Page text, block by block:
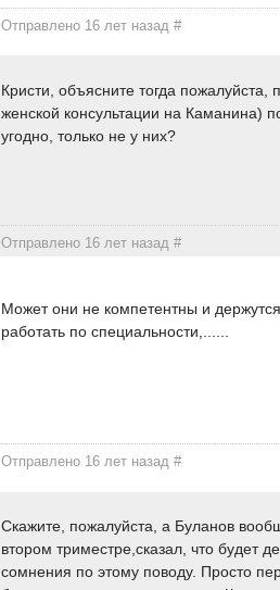
Отправлено 16 лет назад#
Кристи, объясните тогда
женской консультации на Каманина)
угодно, только не у них?
Отправлено 16 лет назад#
Может они не компетентны и
работать по специальности,......
Отправлено 16 лет назад#
Скажите, пожалуйста, а Буланов
втором триместре,сказал, что будет
сомнения по этому поводу. Просто